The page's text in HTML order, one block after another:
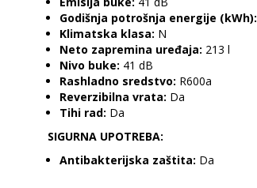
Godišnja potrošnja energije (kWh):
Klimatska klasa: N
Neto zapremina uređaja: 213 l
Nivo buke: 41 dB
Rashladno sredstvo: R600a
Reverzibilna vrata: Da
Tihi rad: Da
SIGURNA UPOTREBA:
Antibakterijska zaštita: Da